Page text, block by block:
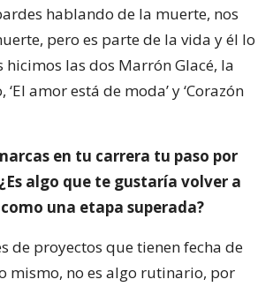
hablando de la muerte, nos
pero es parte de la vida y él lo
hicimos las dos Marrón Glacé, la
amor está de moda’ y ‘Corazón
en tu carrera tu paso por
algo que te gustaría volver a
una etapa superada?
de proyectos que tienen fecha de
mismo, no es algo rutinario, por